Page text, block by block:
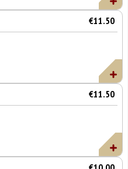
€11.50
€11.50